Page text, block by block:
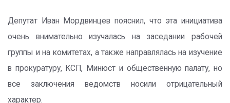
Депутат Иван Мордвинцев пояснил, что эта инициатива
очень внимательно изучалась на заседании рабочей
группы и на комитетах, а также направлялась на изучение
в прокуратуру, КСП, Минюст и общественную палату, но
все заключения ведомств носили отрицательный
характер.